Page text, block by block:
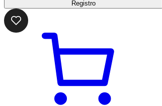
Registro